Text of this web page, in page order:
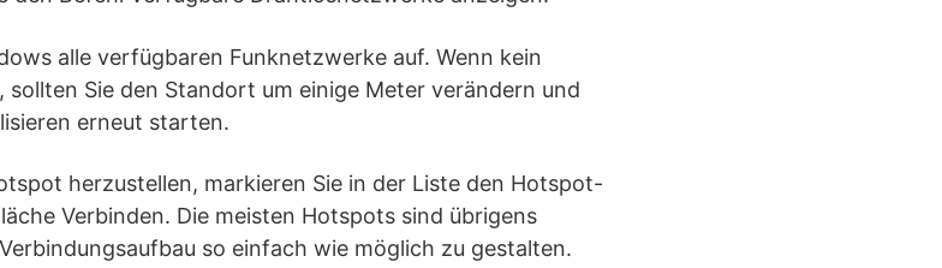
alle verfügbaren Funknetzwerke auf. Wenn kein
Sie den Standort um einige Meter verändern und
erneut starten.
herzustellen, markieren Sie in der Liste den Hotspot-
Verbinden. Die meisten Hotspots sind übrigens
so einfach wie möglich zu gestalten.